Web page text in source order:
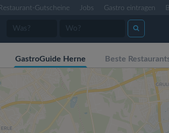
Restaurant-Gutscheine Jobs Gastro eintragen
GastroGuide Herne Beste